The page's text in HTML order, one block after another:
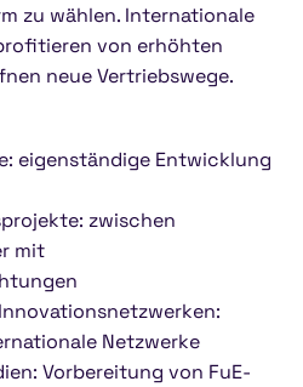
zu wählen. Internationale
von erhöhten
neue Vertriebswege.
eigenständige Entwicklung
zwischen
mit
Netzwerke
Vorbereitung von FuE-